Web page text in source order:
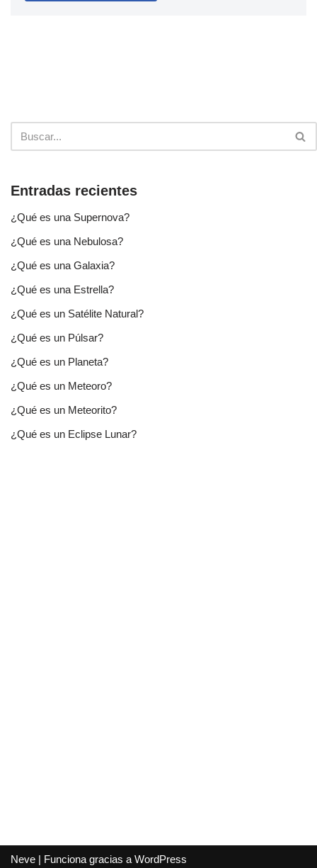
Entradas recientes
¿Qué es una Supernova?
¿Qué es una Nebulosa?
¿Qué es una Galaxia?
¿Qué es una Estrella?
¿Qué es un Satélite Natural?
¿Qué es un Púlsar?
¿Qué es un Planeta?
¿Qué es un Meteoro?
¿Qué es un Meteorito?
¿Qué es un Eclipse Lunar?
Neve | Funciona gracias a WordPress